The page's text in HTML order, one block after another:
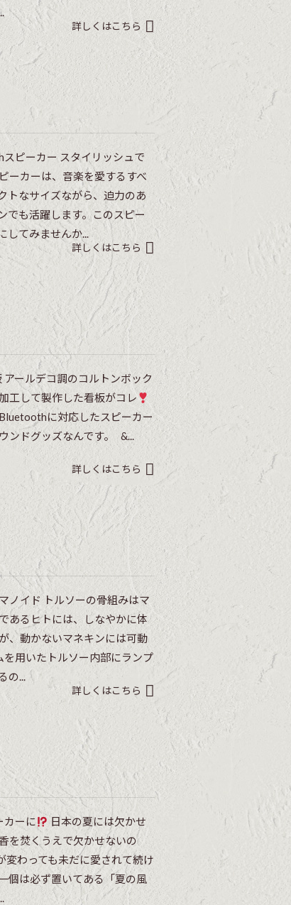
詳しくはこちら
ピーカー スタイリッシュで
ーカーは、音楽を愛するすべ
トなサイズながら、迫力のあ
でも活躍します。このスピー
してみませんか...
詳しくはこちら
ールデコ調のコルトンボック
工して製作した看板がコレ
に対応したスピーカー
ンドグッズなんです。 &...
詳しくはこちら
ノイド トルソーの骨組みはマ
あるヒトには、しなやかに体
、動かないマネキンには可動
用いたトルソー内部にランプ
の...
詳しくはこちら
ーに
日本の夏には欠かせ
を焚くうえで欠かせないの
変わっても未だに愛されて続け
個は必ず置いてある「夏の風